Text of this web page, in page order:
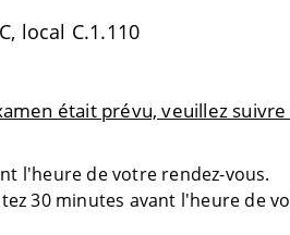
local C.1.110
était prévu, veuillez suivre
l'heure de votre rendez-vous.
30 minutes avant l'heure de